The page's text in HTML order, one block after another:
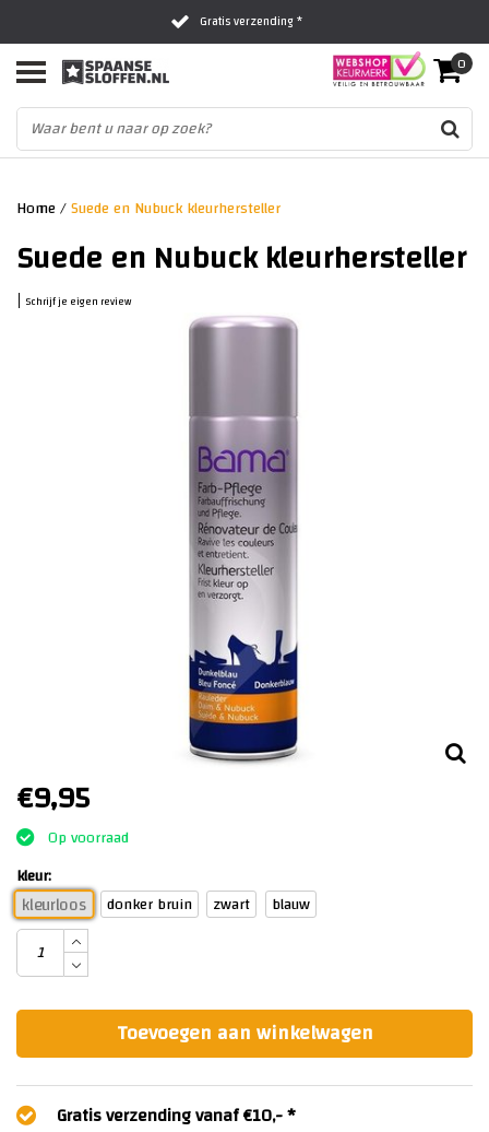
Gratis verzending *
Al 16 jaar het vertrouwde adres
Fysieke winkel in Zwolle
0
Home/Suede en Nubuck kleurhersteller
Suede en Nubuck kleurhersteller
| Schrijf je eigen review
€9,95
Op voorraad
kleur:
kleurloos donker bruin zwart blauw
Toevoegen aan winkelwagen
Gratis verzending vanaf €10,- *